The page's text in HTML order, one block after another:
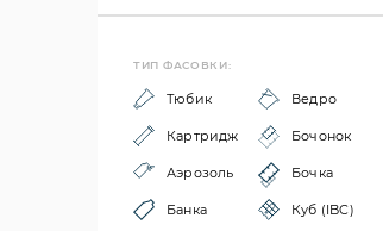
ТИП ФАСОВКИ:
Тюбик Ведро
Картридж Бочонок
Аэрозоль Бочка
Банка Куб (IBC)